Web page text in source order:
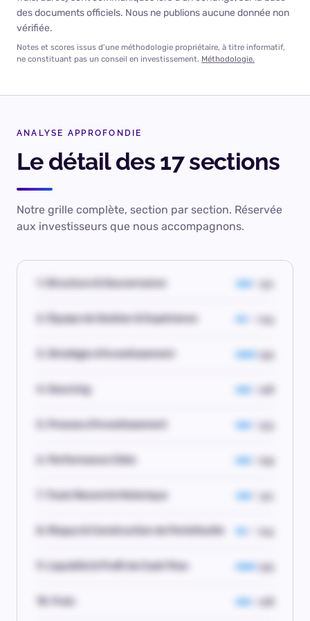
des documents officiels. Nous ne publions aucune donnée non
vérifiée.
Notes et scores issus d'une méthodologie propriétaire, à titre informatif,
ne constituant pas un conseil en investissement. Méthodologie.
ANALYSE APPROFONDIE
Le détail des 17 sections
Notre grille complète, section par section. Réservée
aux investisseurs que nous accompagnons.
1. Structure & Gouvernance
2. Équipe de Gestion & Expérience 2.4
3. Stratégie d'Investissement 3.5
4. Sourcing
5. Process d'Investissement
6. Performance Cible 2.9
7. Track Record & Historique
8. Risque & Construction de Portefeuille 2.4
9. Liquidité & Profil de Cash Flow 3.5
10. Frais